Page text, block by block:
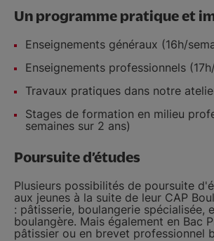
Un programme pratique et
Enseignements généraux (16h/
Enseignements professionnels
Travaux pratiques dans notre
Stages de formation en milieu
semaines sur 2 ans)
Poursuite d’études
Plusieurs possibilités de poursuite
aux jeunes à la suite de leur CAP
: pâtisserie, boulangerie spécialisée,
boulangère. Mais également en Bac
pâtissier ou en brevet professionnel